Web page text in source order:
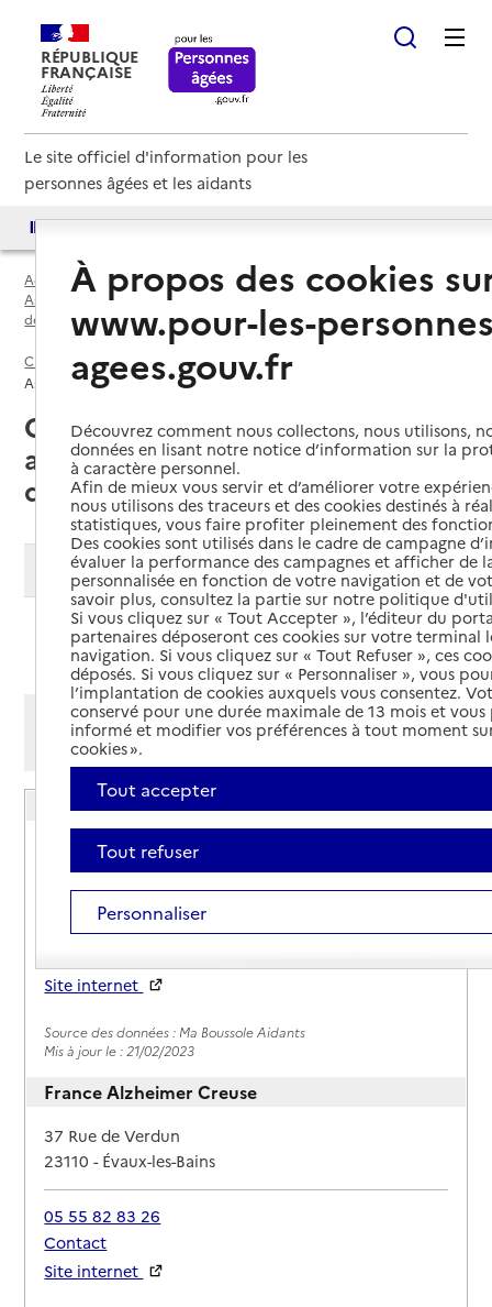
RÉPUBLIQUE
FRANÇAISE
Le site officiel d'information pour les
personnes âgées et les aidants
Accueil
Espace annuaire
Associations de parents d'usagers, de familles, de soutien par
département
Creuse (23)
Association de parents d'usagers, de familles, de soutien
Creuse (23) : liste des 5
associations de parents
d'usagers, de familles, de soutien
Modifier ma recherche
Ajouter cette recherche aux favoris
Afficher les résultats par:
Mode liste
Accompagnement Soutien Présence (ASP 23)
Adresse
22 Avenue Charles de Gaulle
23000-Guéret
06 43 89 62 61
Site internet
Source des données : Ma Boussole Aidants
Mis à jour le : 21/02/2023
France Alzheimer Creuse
Adresse
37 Rue de Verdun
23110-Évaux-les-Bains
05 55 82 83 26
Contact
Site internet
À propos des cookies
www.pour-les-
agees.gouv.fr
Découvrez comment nous collectons, nous utilisons,
données en lisant notre notice d’information sur la
à caractère personnel.
Afin de mieux vous servir et d’améliorer votre
nous utilisons des traceurs et des cookies destinés à
statistiques, vous faire profiter pleinement des
Des cookies sont utilisés dans le cadre de campagne
évaluer la performance des campagnes et afficher de
personnalisée en fonction de votre navigation et de
savoir plus, consultez la partie sur notre politique
Si vous cliquez sur « Tout Accepter », l’éditeur du
partenaires déposeront ces cookies sur votre terminal
navigation. Si vous cliquez sur « Tout Refuser », ces
déposés. Si vous cliquez sur « Personnaliser », vous
l’implantation de cookies auxquels vous consentez.
conservé pour une durée maximale de 13 mois et
informé et modifier vos préférences à tout moment
cookies ».
Tout accepter
Tout refuser
Personnaliser